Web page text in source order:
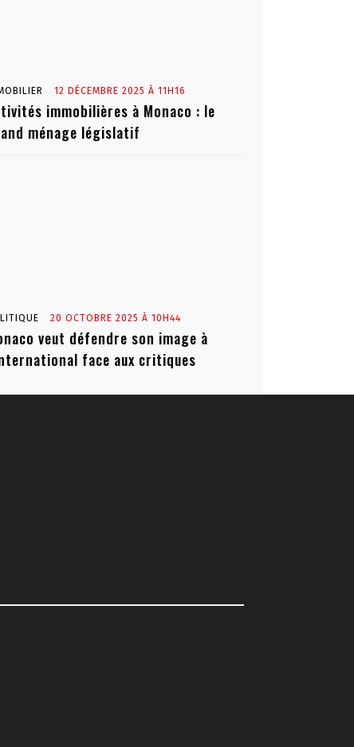
12 DÉCEMBRE 2025 À 11H16
immobilières à Monaco : le
ménage législatif
20 OCTOBRE 2025 À 10H44
veut défendre son image à
face aux critiques